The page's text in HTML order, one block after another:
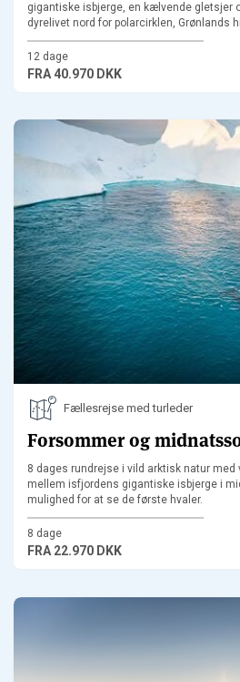
gigantiske isbjerge, en kælvende gletsjer
dyrelivet nord for polarcirklen, Grønlands
12 dage
FRA40.970 DKK
Fællesrejse med turleder
Forsommer og
8 dages rundrejse i vild arktisk natur med
mellem isfjordens gigantiske isbjerge i
mulighed for at se de første hvaler.
8 dage
FRA22.970 DKK